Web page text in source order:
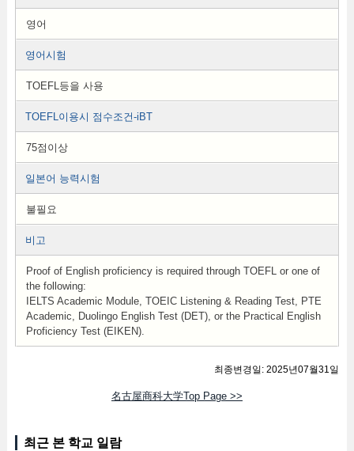
영어
영어시험
TOEFL등을 사용
TOEFL이용시 점수조건-iBT
75점이상
일본어 능력시험
불필요
비고
Proof of English proficiency is required through TOEFL or one of
the following:
IELTS Academic Module, TOEIC Listening & Reading Test, PTE
Academic, Duolingo English Test (DET), or the Practical English
Proficiency Test (EIKEN).
최종변경일: 2025년07월31일
名古屋商科大学Top Page >>
최근 본 학교 일람